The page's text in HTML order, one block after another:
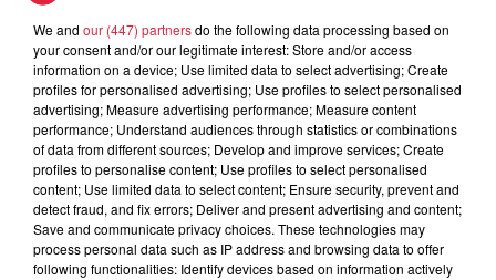
Lieu
Musée de l'Impression sur Étoffes -
MULHOUSE (68)
Tarif Gratuit
We and our (447) partnersdo the following data processing based on
your consent and/or our legitimate interest: Store and/or access
information on a device; Use limited data to select advertising; Create
profiles for personalised advertising; Use profiles to select personalised
advertising; Measure advertising performance; Measure content
performance; Understand audiences through statistics or combinations
of data from different sources; Develop and improve services; Create
profiles to personalise content; Use profiles to select personalised
content; Use limited data to select content; Ensure security, prevent and
detect fraud, and fix errors; Deliver and present advertising and content;
Save and communicate privacy choices. These technologies may
process personal data such as IP address and browsing data to offer
following functionalities: Identify devices based on information actively